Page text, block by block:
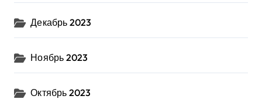
Декабрь 2023
Ноябрь 2023
Октябрь 2023